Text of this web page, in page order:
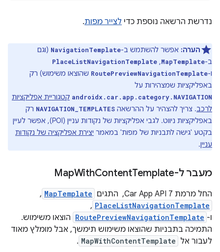
נדרשת הרשאה נוספת כדי לצייר מפות.
הערה: אפשר להשתמש ב-NavigationTemplate (וגם
ב-MapTemplate
,‏
PlaceListNavigationTemplate
ו-RoutePreviewNavigationTemplate שהוצאו משימוש) רק
באפליקציות שמצהירות על
androidx.car.app.category.NAVIGATION קטגוריית אפליקציות
לרכב. צריך להצהיר על ההרשאה NAVIGATION_TEMPLATES רק
באפליקציות ניווט. לגבי אפליקציות של נקודות עניין (POI), אפשר לעיין
בקטע 'גישה לתבניות של מפות' במאמר יצירת אפליקציה של נקודות
עניין.
מעבר ל-Map WithContentTemplate
החל מרמת Car App API 7, ‏ התגים MapTemplate
,
PlaceListNavigationTemplate
,
ו- RoutePreviewNavigationTemplate הוצאו משימוש.
התמיכה בתבניות שהוצאו משימוש תימשך, אבל מומלץ מאוד
לעבור אל MapWithContentTemplate
.